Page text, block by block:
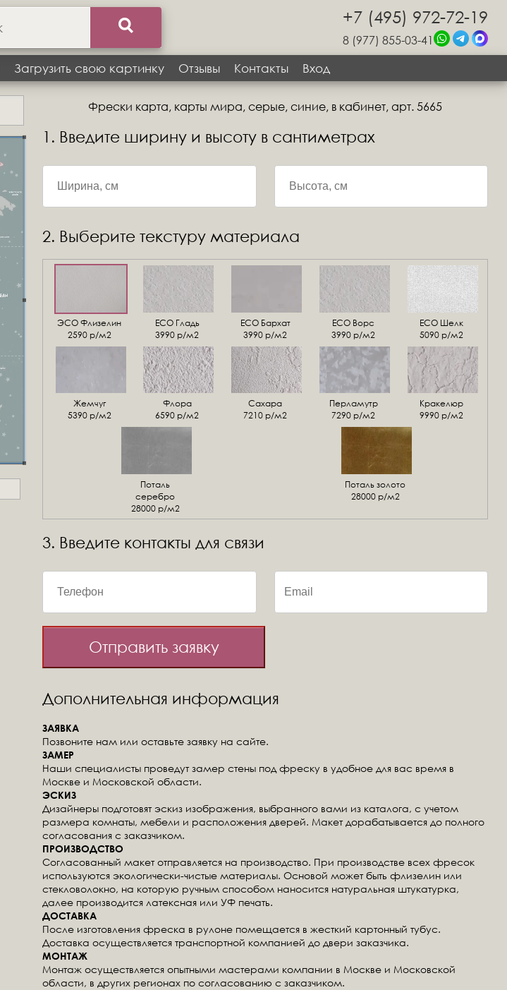
+7 (495) 972-72-19
8 (977) 855-03-41
Загрузить свою картинку Отзывы Контакты Вход
Фрески карта, карты мира, серые, синие, в кабинет, арт. 5665
1. Введите ширину и высоту в сантиметрах
2. Выберите текстуру материала
ЭСО Флизелин
2590 р/м2
ЕСО Гладь
3990 р/м2
ECO Бархат
3990 р/м2
ЕСО Ворс
3990 р/м2
ЕСО Шелк
5090 р/м2
Жемчуг
5390 р/м2
Флора
6590 р/м2
Сахара
7210 р/м2
Перламутр
7290 р/м2
Кракелюр
9990 р/м2
Поталь
серебро
28000 р/м2
Поталь золото
28000 р/м2
3. Введите контакты для связи
Отправить заявку
Дополнительная информация
ЗАЯВКА
Позвоните нам или оставьте заявку на сайте.
ЗАМЕР
Наши специалисты проведут замер стены под фреску в удобное для вас время в
Москве и Московской области.
ЭСКИЗ
Дизайнеры подготовят эскиз изображения, выбранного вами из каталога, с учетом
размера комнаты, мебели и расположения дверей. Макет дорабатывается до полного
согласования с заказчиком.
ПРОИЗВОДСТВО
Согласованный макет отправляется на производство. При производстве всех фресок
используются экологически-чистые материалы. Основой может быть флизелин или
стекловолокно, на которую ручным способом наносится натуральная штукатурка,
далее производится латексная или УФ печать.
ДОСТАВКА
После изготовления фреска в рулоне помещается в жесткий картонный тубус.
Доставка осуществляется транспортной компанией до двери заказчика.
МОНТАЖ
Монтаж осуществляется опытными мастерами компании в Москве и Московской
области, в других регионах по согласованию с заказчиком.